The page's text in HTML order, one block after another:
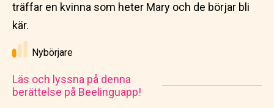
träffar en kvinna som heter Mary och de börjar bli
kär.
Nybörjare
Läs och lyssna på denna
berättelse på Beelinguapp!